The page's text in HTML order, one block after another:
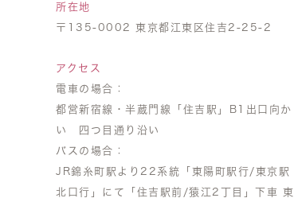
所在地
〒135-0002 東京都江東区住吉2-25-2
アクセス
電車の場合：
都営新宿線・半蔵門線「住吉駅」B1出口向か
い 四つ目通り沿い
バスの場合：
JR錦糸町駅より22系統「東陽町駅行/東京駅
北口行」にて「住吉駅前/猿江2丁目」下車 東